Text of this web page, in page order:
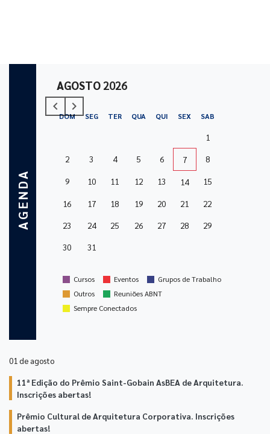
AGENDA
AGOSTO 2026
navigate_beforePrevious
navigate_nextNext
DOM SEG TER QUA QUI SEX SAB
1
2
3 4 5 6 7 8
9 10 11 12 13 14 15
16 17 18 19 20 21
22
23
24 25 26 27 28
29
30
31
stop Cursos stop Eventos stop Grupos de Trabalho
stop Outros stop Reuniões ABNT
stop Sempre Conectados
01 de agosto
11ª Edição do Prêmio Saint-Gobain AsBEA de Arquitetura.
Inscrições abertas!
Prêmio Cultural de Arquitetura Corporativa. Inscrições
abertas!